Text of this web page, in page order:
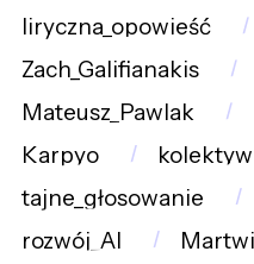
liryczna_opowieść
Zach_Galifianakis
Mateusz_Pawlak
Karpyo
kolektyw
tajne_głosowanie
rozwój_AI